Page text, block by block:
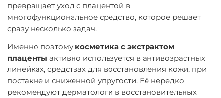
превращает уход с плацентой в
многофункциональное средство, которое решает
сразу несколько задач.
Именно поэтому косметика с экстрактом
плаценты активно используется в антивозрастных
линейках, средствах для восстановления кожи, при
постакне и сниженной упругости. Её нередко
рекомендуют дерматологи в восстановительных